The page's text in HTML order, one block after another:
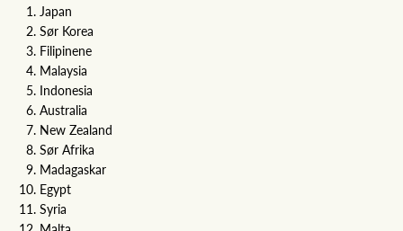
Japan
Sør Korea
Filipinene
Malaysia
Indonesia
Australia
New Zealand
Sør Afrika
Madagaskar
Egypt
Syria